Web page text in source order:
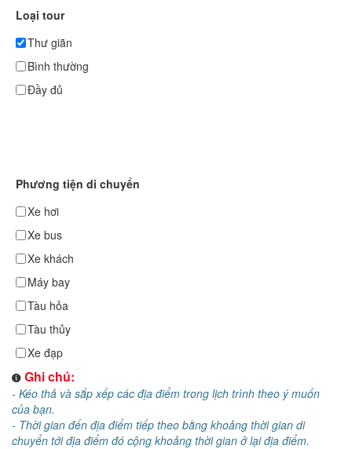
Loại tour
Thư giãn
Bình thường
Đầy đủ
Phương tiện di chuyển
Xe hơi
Xe bus
Xe khách
Máy bay
Tàu hỏa
Tàu thủy
Xe đạp
Ghi chú:
- Kéo thả và sắp xếp các địa điểm trong lịch trình theo ý muốn
của bạn.
- Thời gian đến địa điểm tiếp theo bằng khoảng thời gian di
chuyển tới địa điểm đó cộng khoảng thời gian ở lại địa điểm.